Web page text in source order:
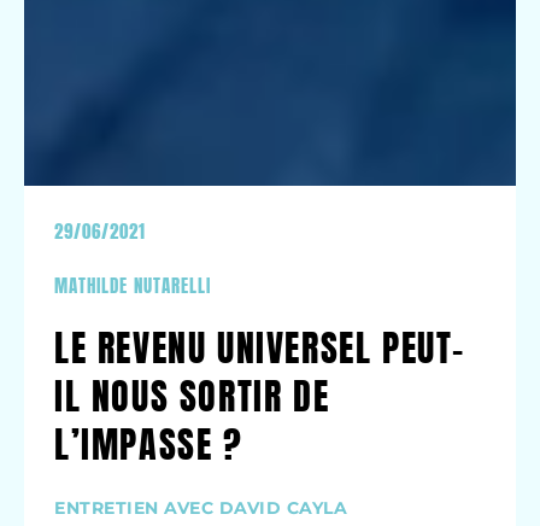
29/06/2021
MATHILDE NUTARELLI
LE REVENU UNIVERSEL PEUT-
IL NOUS SORTIR DE
L’IMPASSE ?
ENTRETIEN AVEC DAVID CAYLA